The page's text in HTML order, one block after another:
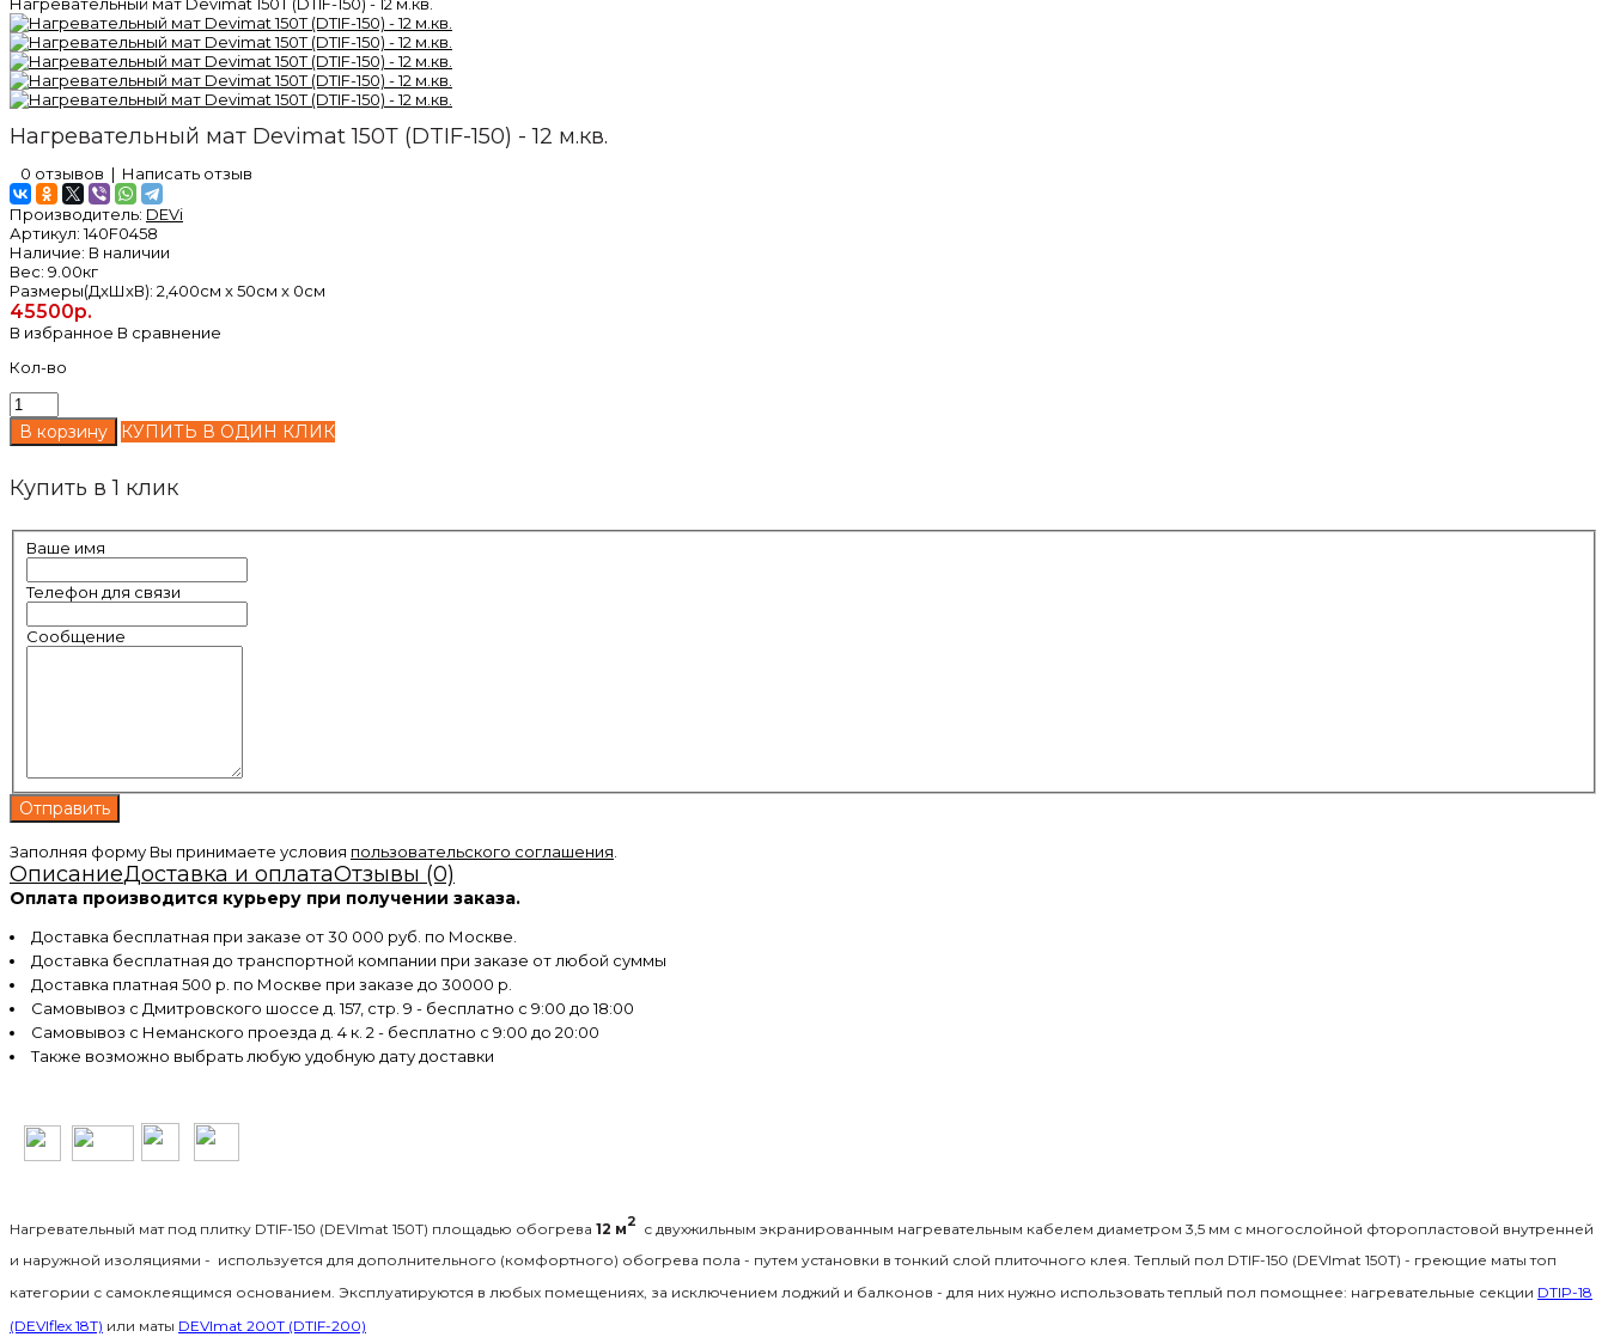
Нагревательный мат Devimat 150Т (DTIF-150) - 12 м.кв.
0 отзывов | Написать отзыв
Производитель: DEVi
Артикул:140F0458
Наличие: В наличии
Вес: 9.00кг
Размеры(ДxШxВ): 2,400см x 50см x 0см
45500р.
В избранное В сравнение
Кол-во
КУПИТЬ В ОДИН КЛИК
Купить в 1 клик
Ваше имя
Телефон для связи
Сообщение
Заполняя форму Вы принимаете условия пользовательского соглашения
ОписаниеДоставка и оплатаОтзывы (0)
Оплата производится курьеру при получении заказа.
Доставка бесплатная при заказе от 30 000 руб. по Москве.
Доставка бесплатная до транспортной компании при заказе от любой суммы
Доставка платная 500 р. по Москве при заказе до 30000 р.
Самовывоз с Дмитровского шоссе д. 157, стр. 9 - бесплатно с 9:00 до 18:00
Самовывоз с Неманского проезда д. 4 к. 2 - бесплатно с 9:00 до 20:00
Также возможно выбрать любую удобную дату доставки
Нагревательный мат под плитку DTIF-150 (DEVImat 150T) площадью обогрева 12 м2 с двухжильным экранированным нагревательным кабелем диаметром 3,5 мм с многослойной фторопластовой внутренней
и наружной изоляциями - используется для дополнительного (комфортного) обогрева пола - путем установки в тонкий слой плиточного клея. Теплый пол DTIF-150 (DEVImat 150T) - греющие маты топ
категории с самоклеящимся основанием. Эксплуатируются в любых помещениях, за исключением лоджий и балконов - для них нужно использовать теплый пол помощнее: нагревательные секции DTIP-18
(DEVIflex 18T) или маты DEVImat 200T (DTIF-200)